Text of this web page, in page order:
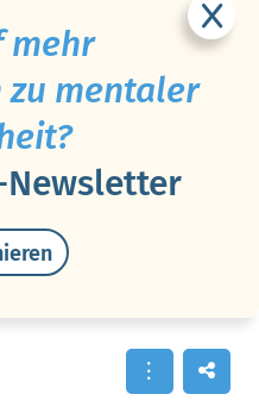
mehr
zu mentaler
Newsletter